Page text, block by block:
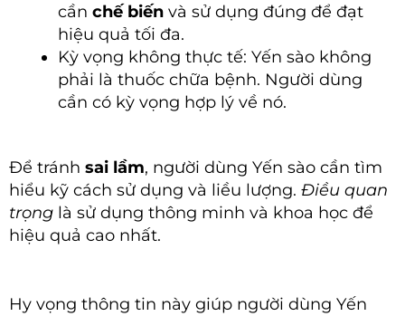
cần chế biến và sử dụng đúng để đạt
hiệu quả tối đa.
Kỳ vọng không thực tế: Yến sào không
phải là thuốc chữa bệnh. Người dùng
cần có kỳ vọng hợp lý về nó.
Để tránh sai lầm, người dùng Yến sào cần tìm
hiểu kỹ cách sử dụng và liều lượng. Điều quan
trọng là sử dụng thông minh và khoa học để
hiệu quả cao nhất.
Hy vọng thông tin này giúp người dùng Yến